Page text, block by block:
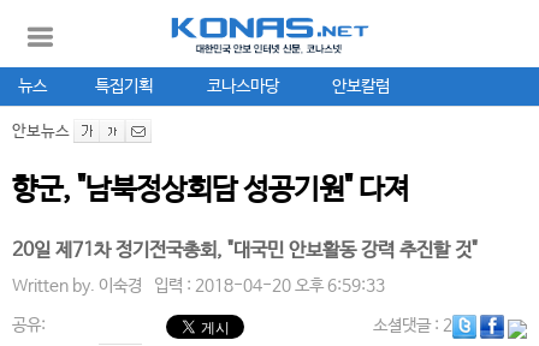
뉴스 특집기획 코나스마당 안보칼럼
안보뉴스
향군, "남북정상회담 성공기원" 다져
20일 제71차 정기전국총회, "대국민 안보활동 강력 추진할 것"
Written by. 이숙경 입력 : 2018-04-20 오후 6:59:33
공유: 소셜댓글: 2